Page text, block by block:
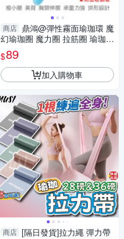
商店 鼎鴻@彈性霧面瑜珈環 魔
幻瑜珈圈 魔力圈 拉筋圈 瑜珈健
身 普拉提圈 拉筋環 瑜珈伸展曲
線圈
$89
加入購物車
商店 [隔日發貨]拉力繩 彈力帶